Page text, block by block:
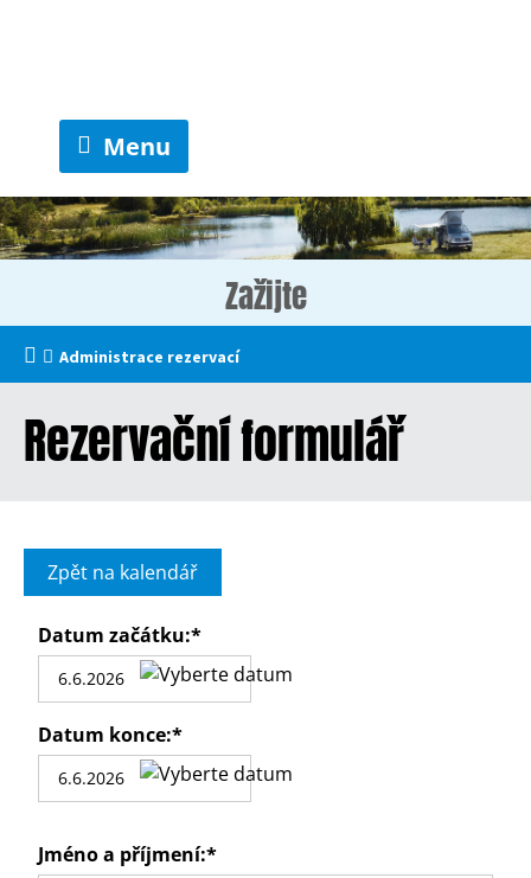
Menu
Zažijte
Administrace rezervací
Rezervační formulář
Zpět na kalendář
Datum začátku:*
Datum konce:*
Jméno a příjmení:*